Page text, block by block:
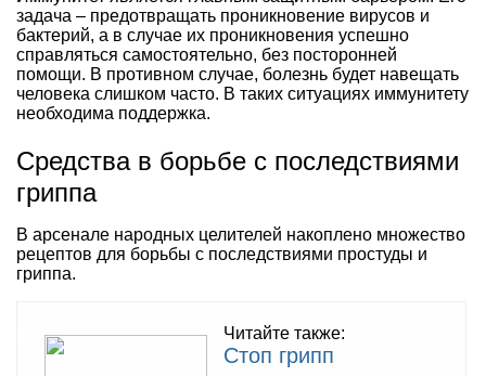
задача – предотвращать проникновение вирусов и
бактерий, а в случае их проникновения успешно
справляться самостоятельно, без посторонней
помощи. В противном случае, болезнь будет навещать
человека слишком часто. В таких ситуациях иммунитету
необходима поддержка.
Средства в борьбе с последствиями
гриппа
В арсенале народных целителей накоплено множество
рецептов для борьбы с последствиями простуды и
гриппа.
Читайте также:
Стоп грипп